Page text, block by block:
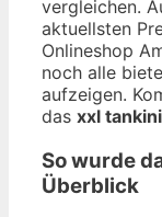
vergleichen.
aktuellsten
Onlineshop
noch alle
aufzeigen.
das xxl tankini
So wurde
Überblick